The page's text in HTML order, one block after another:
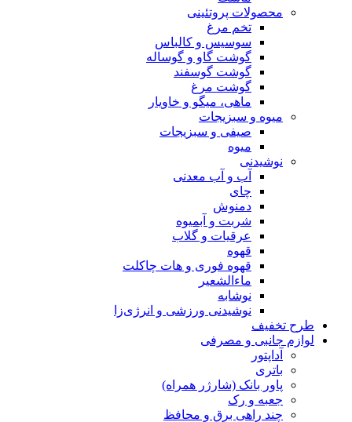
محصولات پروتئینی
تخم مرغ
سوسیس و کالباس
گوشت گاو و گوساله
گوشت گوسفند
گوشت مرغ
ماهی، میگو و خاویار
میوه و سبزیجات
صیفی و سبزیجات
میوه
نوشیدنی
آب و آب معدنی
چای
دمنوش
شربت و آبمیوه
عرقیات و گلاب
قهوه
قهوه فوری و هات چاکلت
ماءالشعیر
نوشابه
نوشیدنی ورزشی و انرژی‌زا
طرح تخفیف
لوازم جانبی و مصرفی
آداپتور
باتری
پاور بانک (شارژر همراه)
جعبه و رک
چند راهی برق و محافظ